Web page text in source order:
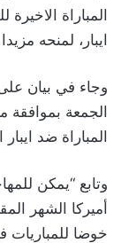
المباراة
ايبار، لمنحه
وجاء في بيان
الجمعة
المباراة ضد
وتابع “يمكن
أميركا الشهر
خوضا للمباريات